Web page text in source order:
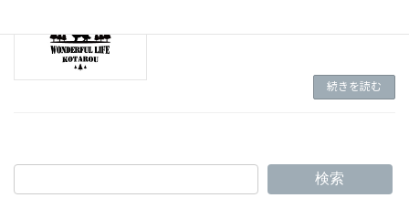
続きを読む
検索